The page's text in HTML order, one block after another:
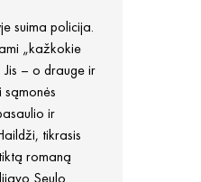
suima policija.
„kažkokie
– o drauge ir
ir
tikrasis
romaną
Seulo